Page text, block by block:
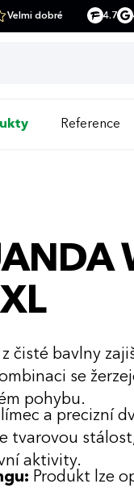
Velmi dobré 4.7
Reference
čisté bavlny
se
pohybu.
a precizní
tvarovou
aktivity.
Produkt lze